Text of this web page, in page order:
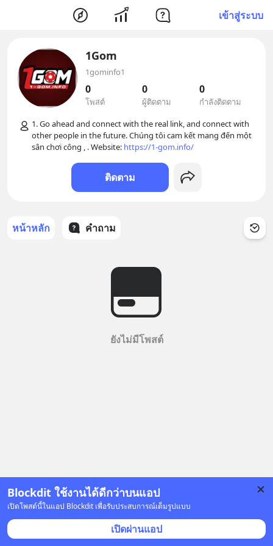
เข้าสู่ระบบ
Blockdit ใช้งานได้ดีกว่าบนแอป
เปิดโพสต์นี้ในแอป Blockdit เพื่อรับประสบการณ์เต็มรูปแบบ
เปิดผ่านแอป
1Gom
1gominfo1
0
โพสต์
0
ผู้ติดตาม
0
กำลังติดตาม
1. Go ahead and connect with the real link, and connect with
other people in the future. Chúng tôi cam kết mang đến một
sân chơi công , . Website: https://1-gom.info/
ติดตาม
หน้าหลัก คำถาม
ยังไม่มีโพสต์